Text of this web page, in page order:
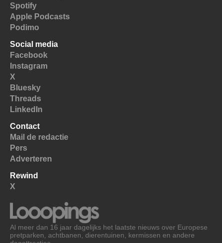
Spotify
Apple Podcasts
Podimo
Social media
Facebook
Instagram
X
Bluesky
Threads
LinkedIn
Contact
Mail de redactie
Pers
Adverteren
Rewind
X
Al meer dan 16 jaar dagelijks het laatste nieuws over Europese
pretparken, achtbanen, dierentuinen, kermissen en andere